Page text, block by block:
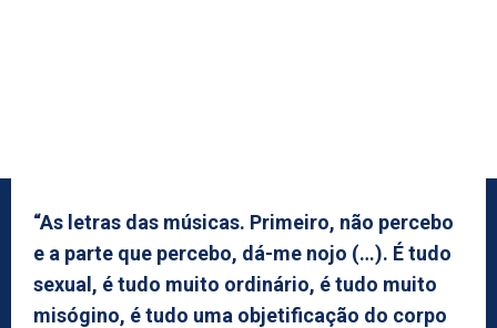
“As letras das músicas. Primeiro, não percebo
e a parte que percebo, dá-me nojo (…). É tudo
sexual, é tudo muito ordinário, é tudo muito
misógino, é tudo uma objetificação do corpo